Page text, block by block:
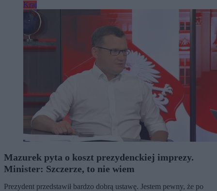
Kraj
Mazurek pyta o koszt prezydenckiej imprezy.
Minister: Szczerze, to nie wiem
Prezydent przedstawił bardzo dobrą ustawę. Jestem pewny, że po